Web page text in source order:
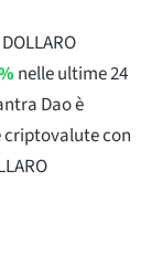
DOLLARO
nelle ultime 24
Dao è
con